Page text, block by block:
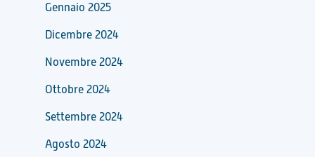
Gennaio 2025
Dicembre 2024
Novembre 2024
Ottobre 2024
Settembre 2024
Agosto 2024